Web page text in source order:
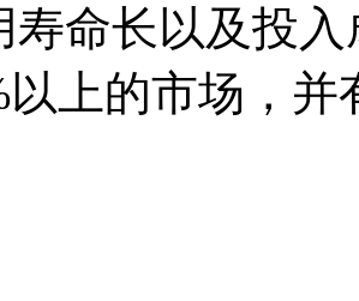
寿命长以及投
以上的市场，